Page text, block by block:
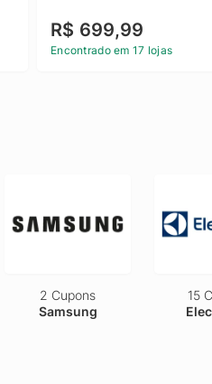
R$ 699,99
Encontrado em 17 lojas
2 Cupons
Samsung
15 Cupons
Electrolux